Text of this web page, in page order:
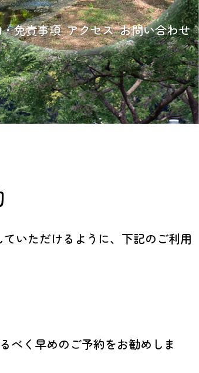
免責事項 アクセス お問い合わせ
いただけるように、下記のご利用
べく早めのご予約をお勧めしま